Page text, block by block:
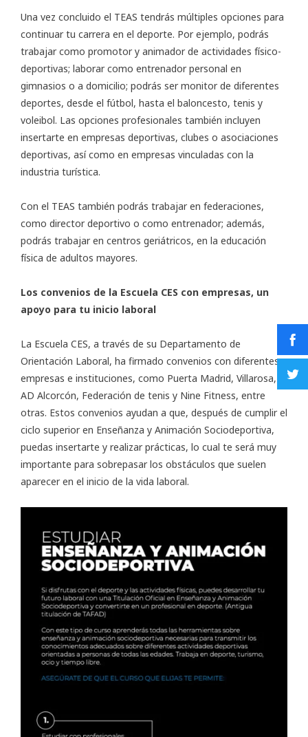
Una vez concluido el TEAS tendrás múltiples opciones para
continuar tu carrera en el deporte. Por ejemplo, podrás
trabajar como promotor y animador de actividades físico-
deportivas; laborar como entrenador personal en
gimnasios o a domicilio; podrás ser monitor de diferentes
deportes, desde el fútbol, hasta el baloncesto, tenis y
voleibol. Las opciones profesionales también incluyen
insertarte en empresas deportivas, clubes o asociaciones
deportivas, así como en empresas vinculadas con la
industria turística.
Con el TEAS también podrás trabajar en federaciones,
como director deportivo o como entrenador; además,
podrás trabajar en centros geriátricos, en la educación
física de adultos mayores.
Los convenios de la Escuela CES con empresas, un
apoyo para tu inicio laboral
La Escuela CES, a través de su Departamento de
Orientación Laboral, ha firmado convenios con diferentes
empresas e instituciones, como Puerta Madrid, Villarosa,
AD Alcorcón, Federación de tenis y Nine Fitness, entre
otras. Estos convenios ayudan a que, después de cumplir el
ciclo superior en Enseñanza y Animación Sociodeportiva,
puedas insertarte y realizar prácticas, lo cual te será muy
importante para sobrepasar los obstáculos que suelen
aparecer en el inicio de la vida laboral.